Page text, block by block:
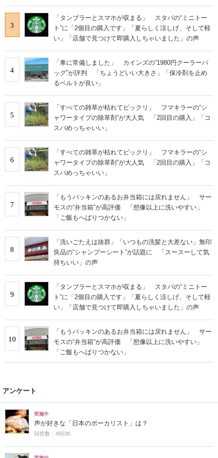
3
「タンブラーとスマホが収まる」 スタバの“ミニトー
ト”に「2個目の購入です」「夏らしく涼しげ、そして軽
い」「店舗で見つけて即購入しちゃいました」の声
4
「車に常備しました」 カインズの“1980円クーラーバ
ッグ”が評判 「ちょうどいい大きさ」「保冷剤を止め
るベルトが良い」
5
「すべての雑草が枯れてビックリ」 フマキラーの“シ
ャワータイプの除草剤”が大人気 「2回目の購入」「コ
スパめっちゃいい」
6
「すべての雑草が枯れてビックリ」 フマキラーの“シ
ャワータイプの除草剤”が大人気 「2回目の購入」「コ
スパめっちゃいい」
7
「もうパッキンのあるお弁当箱には戻れません」 サー
モスの“弁当箱”が高評価 「想像以上に洗いやすい」
「ご飯もへばりつかない」
8
「洗いごたえは抜群」「いつもの洗髪と大差ない」無印
良品の“シャンプーシート”が話題に 「スースーして気
持ちいい」の声
9
「タンブラーとスマホが収まる」 スタバの“ミニトー
ト”に「2個目の購入です」「夏らしく涼しげ、そして軽
い」「店舗で見つけて即購入しちゃいました」の声
10
「もうパッキンのあるお弁当箱には戻れません」 サー
モスの“弁当箱”が高評価 「想像以上に洗いやすい」
「ご飯もへばりつかない」
アンケート
実施中
声が好きな「日本のボーカリスト」は？
回答数：49538